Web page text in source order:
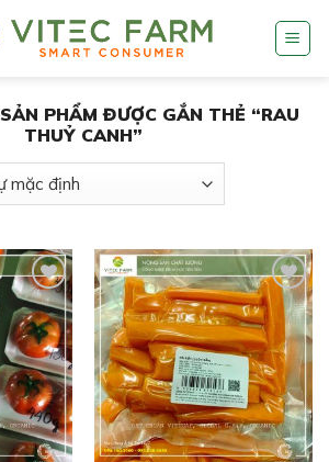
SẢN PHẨM ĐƯỢC GẮN THẺ “RAU
THUỶ CANH”
Add to
wishlist
Add to
wishlist